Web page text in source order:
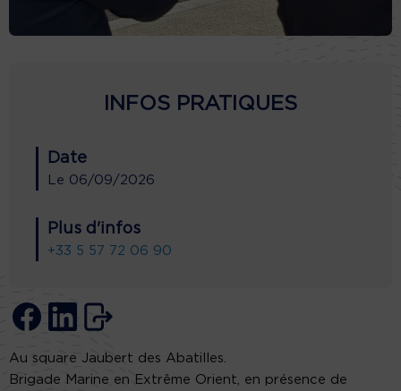
INFOS PRATIQUES
Date
Le 06/09/2026
Plus d'infos
+33 5 57 72 06 90
Au square Jaubert des Abatilles.
Brigade Marine en Extrême Orient, en présence de